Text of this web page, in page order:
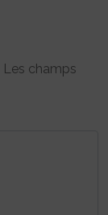
Les champs